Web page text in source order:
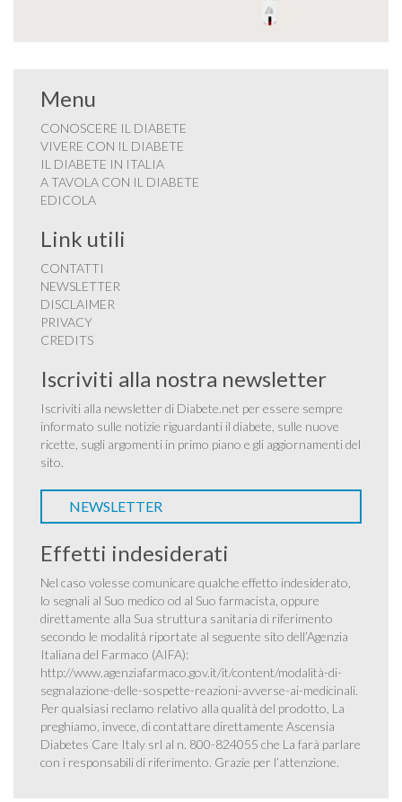
Menu
CONOSCERE IL DIABETE
VIVERE CON IL DIABETE
IL DIABETE IN ITALIA
A TAVOLA CON IL DIABETE
EDICOLA
Link utili
CONTATTI
NEWSLETTER
DISCLAIMER
PRIVACY
CREDITS
Iscriviti alla nostra newsletter
Iscriviti alla newsletter di Diabete.net per essere sempre
informato sulle notizie riguardanti il diabete, sulle nuove
ricette, sugli argomenti in primo piano e gli aggiornamenti del
sito.
NEWSLETTER
Effetti indesiderati
Nel caso volesse comunicare qualche effetto indesiderato,
lo segnali al Suo medico od al Suo farmacista, oppure
direttamente alla Sua struttura sanitaria di riferimento
secondo le modalità riportate al seguente sito dell’Agenzia
Italiana del Farmaco (AIFA):
http://www.agenziafarmaco.gov.it/it/content/modalità-di-
segnalazione-delle-sospette-reazioni-avverse-ai-medicinali.
Per qualsiasi reclamo relativo alla qualità del prodotto, La
preghiamo, invece, di contattare direttamente Ascensia
Diabetes Care Italy srl al n. 800-824055 che La farà parlare
con i responsabili di riferimento. Grazie per l’attenzione.